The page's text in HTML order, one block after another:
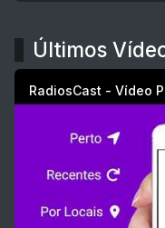
Últimos
RadiosCast - Vídeo